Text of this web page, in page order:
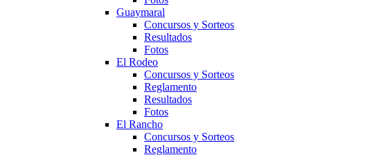
Guaymaral
Concursos y Sorteos
Resultados
Fotos
El Rodeo
Concursos y Sorteos
Reglamento
Resultados
Fotos
El Rancho
Concursos y Sorteos
Reglamento